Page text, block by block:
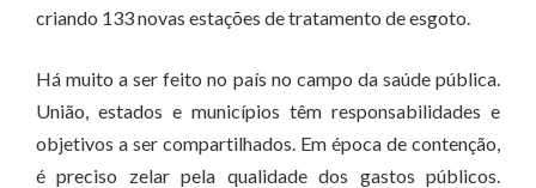
criando 133 novas estações de tratamento de esgoto.
Há muito a ser feito no país no campo da saúde pública.
União, estados e municípios têm responsabilidades e
objetivos a ser compartilhados. Em época de contenção,
é preciso zelar pela qualidade dos gastos públicos.